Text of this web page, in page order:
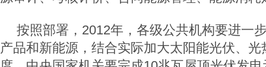
按照部署，2012年，各级公共机构要进一
产品和新能源，结合实际加大太阳能光伏、